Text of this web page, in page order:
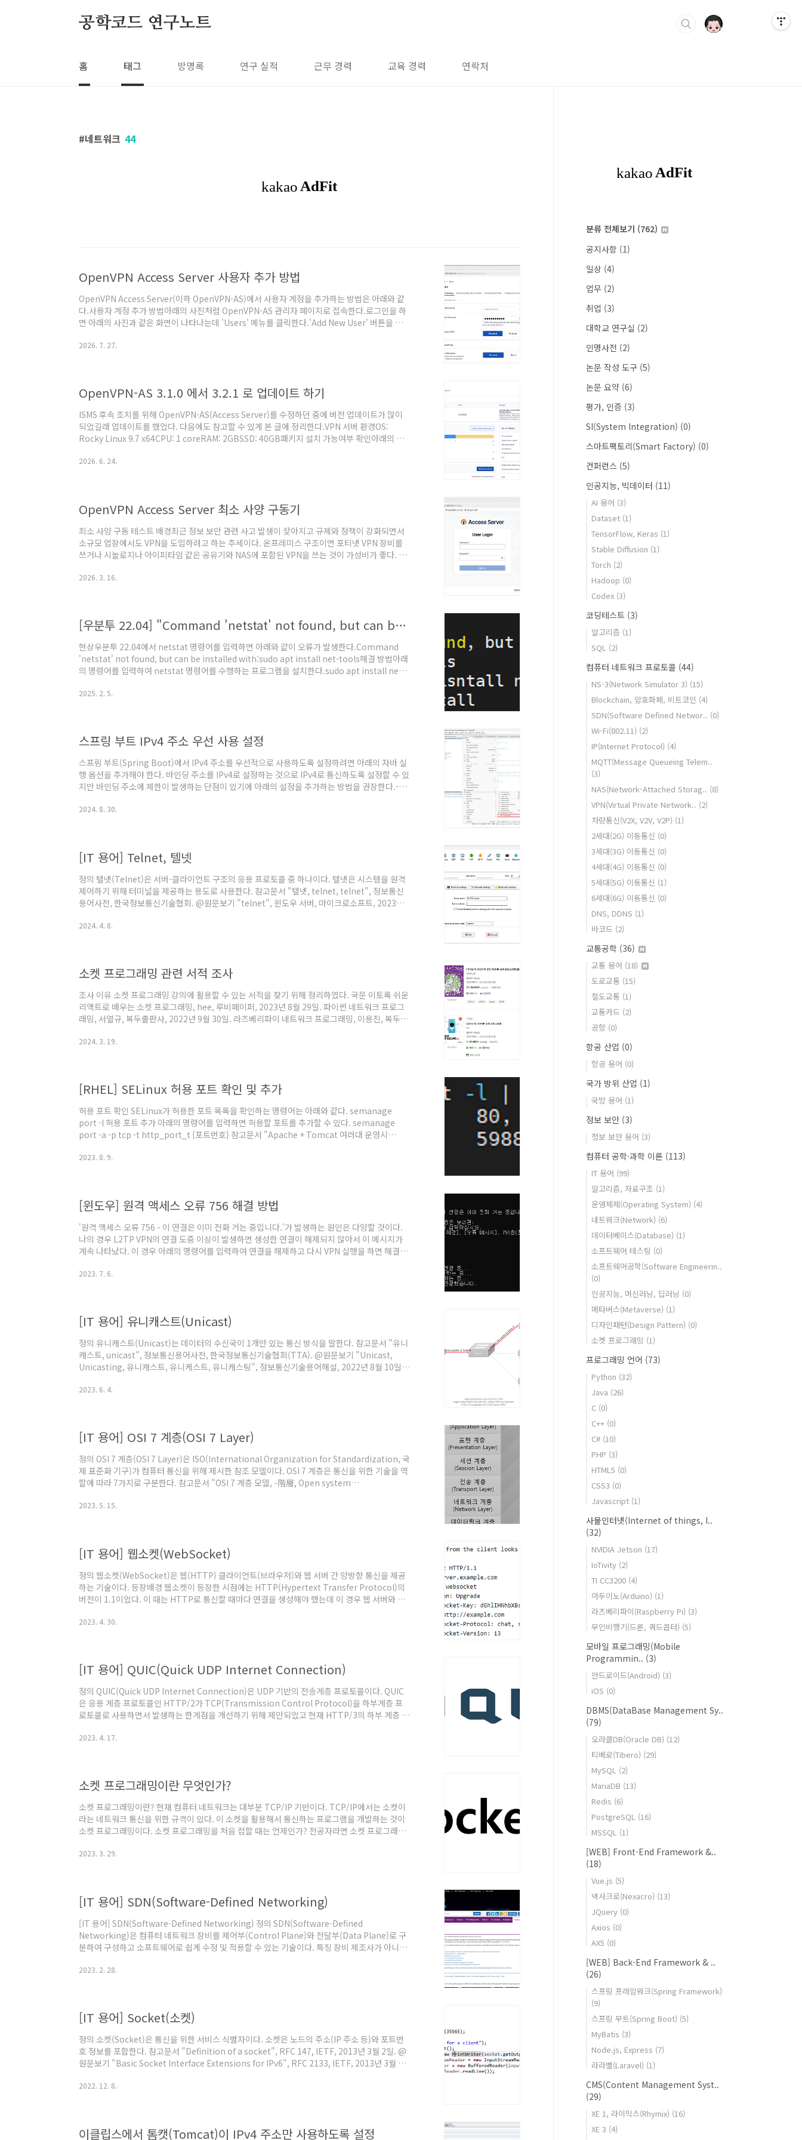
공학코드 연구노트
홈 태그 방명록 연구 실적 근무 경력 교육 경력 연락처
네트워크 44
OpenVPN Access Server 사용자 추가 방법
OpenVPN Access Server(이하 OpenVPN-AS)에서 사용자 계정을 추가하는 방법은 아래와 같
다.사용자 계정 추가 방법아래의 사진처럼 OpenVPN-AS 관리자 페이지로 접속한다.로그인을 하
면 아래의 사진과 같은 화면이 나타나는데 'Users' 메뉴를 클릭한다.'Add New User' 버튼을 클
'Username'은 임의로 입력할 수 있다.아래의 사진처럼 사용자 계정의 설정을 필요에 따라 설정
2026. 7. 27.
OpenVPN-AS 3.1.0 에서 3.2.1 로 업데이트 하기
ISMS 후속 조치를 위해 OpenVPN-AS(Access Server)를 수정하던 중에 버전 업데이트가 많이
되었길래 업데이트를 했었다. 다음에도 참고할 수 있게 본 글에 정리한다.VPN 서버 환경OS:
Rocky Linux 9.7 x64CPU: 1 coreRAM: 2GBSSD: 40GB패키지 설치 가능여부 확인아래의 명
su -dnf clean alldnf makecachednf list --showduplicates openvpn-as | grep 3.2.1설
2026. 6. 24.
OpenVPN Access Server 최소 사양 구동기
최소 사양 구동 테스트 배경최근 정보 보안 관련 사고 발생이 잦아지고 규제와 정책이 강화되면서
소규모 업장에서도 VPN을 도입하려고 하는 추세이다. 온프레미스 구조이면 포티넷 VPN 장비를
쓰거나 시놀로지나 아이피타임 같은 공유기와 NAS에 포함된 VPN을 쓰는 것이 가성비가 좋다. 하
치하는 것이 보안 정책상 까다롭고 비용 효과적이지 않은 경우가 많다. 게다가 CSP가 VPN 서비스
2026. 3. 16.
[우분투 22.04] "Command 'netstat' not found, but can be installed with:" 해결 방법
현상우분투 22.04에서 netstat 명령어를 입력하면 아래와 같이 오류가 발생한다.Command
'netstat' not found, but can be installed with:sudo apt install net-tools해결 방법아래
의 명령어를 입력하여 netstat 명령어를 수행하는 프로그램을 설치한다.sudo apt install net-
확인할 수 있다.
2025. 2. 5.
스프링 부트 IPv4 주소 우선 사용 설정
스프링 부트(Spring Boot)에서 IPv4 주소를 우선적으로 사용하도록 설정하려면 아래의 자바 실
행 옵션을 추가해야 한다. 바인딩 주소를 IPv4로 설정하는 것으로 IPv4로 통신하도록 설정할 수 있
지만 바인딩 주소에 제한이 발생하는 단점이 있기에 아래의 설정을 추가하는 방법을 권장한다.-
Configurations'로 이동한다. 'Spring Boot App' → 'VM arguments:' 화면으로 이동하여
2024. 8. 30.
[IT 용어] Telnet, 텔넷
정의 텔넷(Telnet)은 서버-클라이언트 구조의 응용 프로토콜 중 하나이다. 텔넷은 시스템을 원격
제어하기 위해 터미널을 제공하는 용도로 사용한다. 참고문서 "텔넷, telnet, telnet", 정보통신
용어사전, 한국정보통신기술협회. @원문보기 "telnet", 윈도우 서버, 마이크로소프트, 2023년
월. @원문보기 "A User TELNET Description of an Initial Implementation", RFC206,
2024. 4. 8.
소켓 프로그래밍 관련 서적 조사
조사 이유 소켓 프로그래밍 강의에 활용할 수 있는 서적을 찾기 위해 정리하였다. 국문 이토록 쉬운
리액트로 배우는 소켓 프로그래밍, hee, 루비페이퍼, 2023년 8월 29일. 파이썬 네트워크 프로그
래밍, 서열규, 복두출판사, 2022년 9월 30일. 라즈베리파이 네트워크 프로그래밍, 이용진, 복두출
물인터넷을 위한 파이썬 네트워크 프로그래밍, 서열규, 2022년 2월 25일. Go 언어를 활용한 네트
2024. 3. 19.
[RHEL] SELinux 허용 포트 확인 및 추가
허용 포트 확인 SELinux가 허용한 포트 목록을 확인하는 명령어는 아래와 같다. semanage
port -l 허용 포트 추가 아래의 명령어를 입력하면 허용할 포트를 추가할 수 있다. semanage
port -a -p tcp -t http_port_t {포트번호} 참고문서 "Apache + Tomcat 여러대 운영시
2023. 8. 9.
[윈도우] 원격 액세스 오류 756 해결 방법
'원격 액세스 오류 756 - 이 연결은 이미 전화 거는 중입니다.'가 발생하는 원인은 다양할 것이다.
나의 경우 L2TP VPN의 연결 도중 이상이 발생하면 생성한 연결이 해제되지 않아서 이 메시지가
계속 나타났다. 이 경우 아래의 명령어를 입력하여 연결을 해제하고 다시 VPN 실행을 하면 해결되
2023. 7. 6.
[IT 용어] 유니캐스트(Unicast)
정의 유니캐스트(Unicast)는 데이터의 수신국이 1개만 있는 통신 방식을 말한다. 참고문서 "유니
캐스트, unicast", 정보통신용어사전, 한국정보통신기술협회(TTA). @원문보기 "Unicast,
Unicasting, 유니캐스트, 유니케스트, 유니캐스팅", 정보통신기술용어해설, 2022년 8월 10일.
2023. 6. 4.
[IT 용어] OSI 7 계층(OSI 7 Layer)
정의 OSI 7 계층(OSI 7 Layer)은 ISO(International Organization for Standardization, 국
제 표준화 기구)가 컴퓨터 통신을 위해 제시한 참조 모델이다. OSI 7 계층은 통신을 위한 기술을 역
할에 따라 7가지로 구분한다. 참고문서 "OSI 7 계층 모델, -階層, Open system
정보통신기술협회(TTA). @원문보기 "OSI-RM, OSI 7 Layer, 7Layer, OSI Reference
2023. 5. 15.
[IT 용어] 웹소켓(WebSocket)
정의 웹소켓(WebSocket)은 웹(HTTP) 클라이언트(브라우저)와 웹 서버 간 양방향 통신을 제공
하는 기술이다. 등장배경 웹소켓이 등장한 시점에는 HTTP(Hypertext Transfer Protocol)의
버전이 1.1이었다. 이 때는 HTTP로 통신할 때마다 연결을 생성해야 했는데 이 경우 웹 서버와 웹
발생했다. 이 한계점을 개선하기 위해 연결을 한 번 수립하면 계속 통신할 수 있는 웹소켓이 제안되
2023. 4. 30.
[IT 용어] QUIC(Quick UDP Internet Connection)
정의 QUIC(Quick UDP Internet Connection)은 UDP 기반의 전송계층 프로토콜이다. QUIC
은 응용 계층 프로토콜인 HTTP/2가 TCP(Transmission Control Protocol)을 하부계층 프
로토콜로 사용하면서 발생하는 한계점을 개선하기 위해 제안되었고 현재 HTTP/3의 하부 계층 프
Chromium Projects. @원문보기 "QUIC (quic)", QUIC working group, IETF
2023. 4. 17.
소켓 프로그래밍이란 무엇인가?
소켓 프로그래밍이란? 현재 컴퓨터 네트워크는 대부분 TCP/IP 기반이다. TCP/IP에서는 소켓이
라는 네트워크 통신을 위한 규격이 있다. 이 소켓을 활용해서 통신하는 프로그램을 개발하는 것이
소켓 프로그래밍이다. 소켓 프로그래밍을 처음 접할 때는 언제인가? 전공자라면 소켓 프로그래밍
라는 프로그래밍 실습을 많이 하는 과목을 수강했을 수 있다. 전공자가 아니라도 실무하다보면 언
2023. 3. 29.
[IT 용어] SDN(Software-Defined Networking)
[IT 용어] SDN(Software-Defined Networking) 정의 SDN(Software-Defined
Networking)은 컴퓨터 네트워크 장비를 제어부(Control Plane)와 전달부(Data Plane)로 구
분하여 구성하고 소프트웨어로 쉽게 수정 및 적용할 수 있는 기술이다. 특징 장비 제조사가 아니어
다. 네트워크 특성에 맞춰서 소프트웨어 기능을 수정하고 일괄적으로 배포할 수 있기 때문에 복잡
2023. 2. 28.
[IT 용어] Socket(소켓)
정의 소켓(Socket)은 통신을 위한 서비스 식별자이다. 소켓은 노드의 주소(IP 주소 등)와 포트번
호 정보를 포함한다. 참고문서 "Definition of a socket", RFC 147, IETF, 2013년 3월 2일. @
원문보기 "Basic Socket Interface Extensions for IPv6", RFC 2133, IETF, 2013년 3월 2
2022. 12. 8.
이클립스에서 톰캣(Tomcat)이 IPv4 주소만 사용하도록 설정
분류 전체보기 (762)
공지사항 (1)
일상 (4)
업무 (2)
취업 (3)
대학교 연구실 (2)
인명사전 (2)
논문 작성 도구 (5)
논문 요약 (6)
평가, 인증 (3)
SI(System Integration) (0)
스마트팩토리(Smart Factory) (0)
컨퍼런스 (5)
인공지능, 빅데이터 (11)
AI 용어 (3)
Dataset (1)
TensorFlow, Keras (1)
Stable Diffusion (1)
Torch (2)
Hadoop (0)
Codex (3)
코딩테스트 (3)
알고리즘 (1)
SQL (2)
컴퓨터 네트워크 프로토콜 (44)
NS-3(Network Simulator 3) (15)
Blockchain, 암호화폐, 비트코인 (4)
SDN(Software Defined Networ.. (0)
Wi-Fi(802.11) (2)
IP(Internet Protocol) (4)
MQTT(Message Queueing Telem..
(3)
NAS(Network-Attached Storag.. (8)
VPN(Virtual Private Network.. (2)
차량통신(V2X, V2V, V2P) (1)
2세대(2G) 이동통신 (0)
3세대(3G) 이동통신 (0)
4세대(4G) 이동통신 (0)
5세대(5G) 이동통신 (1)
6세대(6G) 이동통신 (0)
DNS, DDNS (1)
바코드 (2)
교통공학 (36)
교통 용어 (18)
도로교통 (15)
철도교통 (1)
교통카드 (2)
공항 (0)
항공 산업 (0)
항공 용어 (0)
국가 방위 산업 (1)
국방 용어 (1)
정보 보안 (3)
정보 보안 용어 (3)
컴퓨터 공학·과학 이론 (113)
IT 용어 (99)
알고리즘, 자료구조 (1)
운영체제(Operating System) (4)
네트워크(Network) (6)
데이터베이스(Database) (1)
소프트웨어 테스팅 (0)
소프트웨어공학(Software Engineerin..
(0)
인공지능, 머신러닝, 딥러닝 (0)
메타버스(Metaverse) (1)
디자인패턴(Design Pattern) (0)
소켓 프로그래밍 (1)
프로그래밍 언어 (73)
Python (32)
Java (26)
C (0)
C++ (0)
C# (10)
PHP (3)
HTML5 (0)
CSS3 (0)
Javascript (1)
사물인터넷(Internet of things, I..
(32)
NVIDIA Jetson (17)
IoTivity (2)
TI CC3200 (4)
아두이노(Arduino) (1)
라즈베리파이(Raspberry Pi) (3)
무인비행기(드론, 쿼드콥터) (5)
모바일 프로그래밍(Mobile
Programmin.. (3)
안드로이드(Android) (3)
iOS (0)
DBMS(DataBase Management Sy..
(79)
오라클DB(Oracle DB) (12)
티베로(Tibero) (29)
MySQL (2)
MariaDB (13)
Redis (6)
PostgreSQL (16)
MSSQL (1)
[WEB] Front-End Framework &..
(18)
Vue.js (5)
넥사크로(Nexacro) (13)
JQuery (0)
Axios (0)
AX5 (0)
[WEB] Back-End Framework & ..
(26)
스프링 프레임워크(Spring Framework)
(9)
스프링 부트(Spring Boot) (5)
MyBatis (3)
Node.js, Express (7)
라라벨(Laravel) (1)
CMS(Content Management Syst..
(29)
XE 1, 라이믹스(Rhymix) (16)
XE 3 (4)